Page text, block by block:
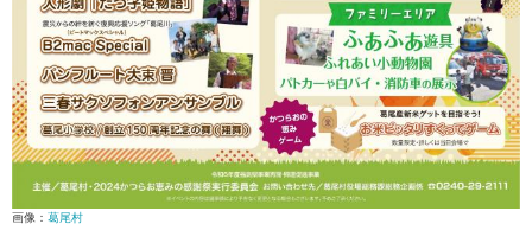
画像： 葛尾村